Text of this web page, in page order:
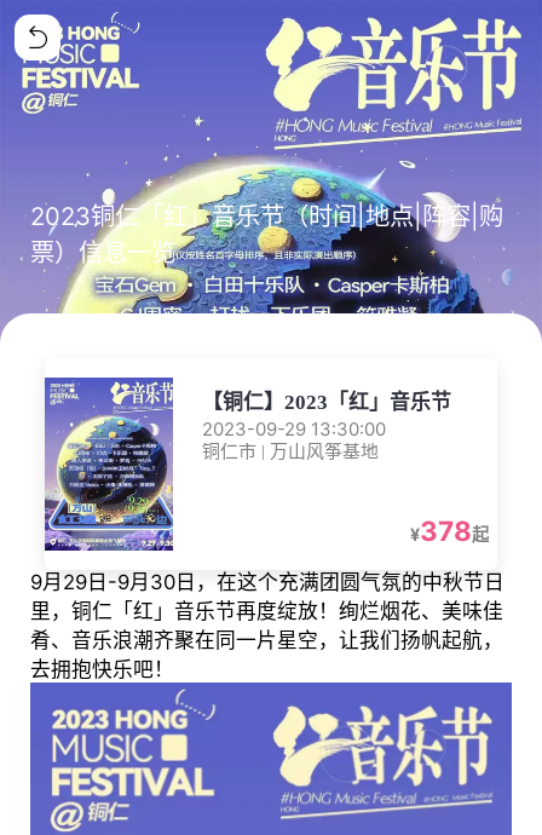
2023铜仁「红」音乐节（时间|地点|阵容|购
票）信息一览
【铜仁】2023「红」音乐节
2023-09-29 13:30:00
铜仁市 | 万山风筝基地
¥378起
9月29日-9月30日，在这个充满团圆气氛的中秋节日
里，铜仁「红」音乐节再度绽放！绚烂烟花、美味佳
肴、音乐浪潮齐聚在同一片星空，让我们扬帆起航，
去拥抱快乐吧！